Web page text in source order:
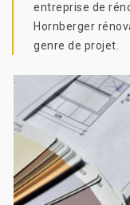
entreprise de
Hornberger
genre de projet.